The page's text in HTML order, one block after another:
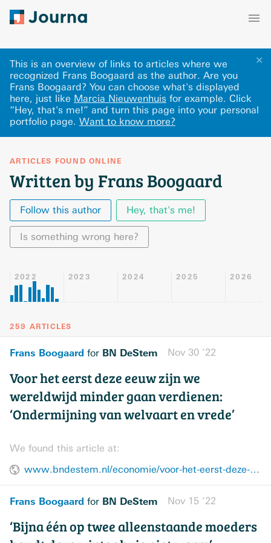
✕
This is an overview of links to articles where we
recognized Frans Boogaard as the author. Are you
Frans Boogaard? You can choose what's displayed
here, just like Marcia Nieuwenhuis for example. Click
“Hey, that's me!” and turn this page into your personal
portfolio page. Want to know more?
ARTICLES FOUND ONLINE
Written by Frans Boogaard
Follow this author Hey, that's me!
Is something wrong here?
2022 2023 2024 2025 2026
259 ARTICLES
Frans Boogaard for BN DeStem Nov 30 ’22
Voor het eerst deze eeuw zijn we
wereldwijd minder gaan verdienen:
‘Ondermijning van welvaart en vrede’
We found this article at:
www.bndestem.nl/economie/voor-het-eerst-deze-eeuw-zijn-we-wereldwijd-minder-gaan-verdienen-ondermijning-van-welvaart-en-vrede~ae6a9cb5/
Frans Boogaard for BN DeStem Nov 15 ’22
‘Bijna één op twee alleenstaande moeders